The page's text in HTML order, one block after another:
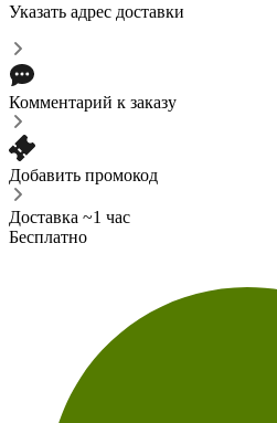
Указать адрес доставки
Комментарий к заказу
Добавить промокод
Доставка ~1 час
Бесплатно